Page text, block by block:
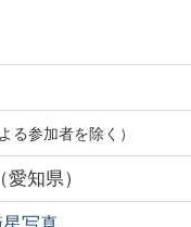
る参加者を除く）
愛知県）